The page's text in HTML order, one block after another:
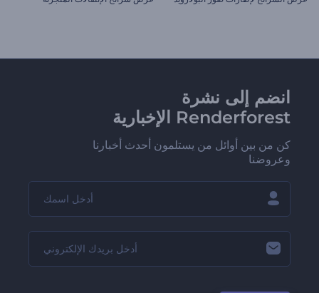
انضم إلى نشرة
Renderforest الإخبارية
كن من بين أوائل من يستلمون أحدث أخبارنا
وعروضنا